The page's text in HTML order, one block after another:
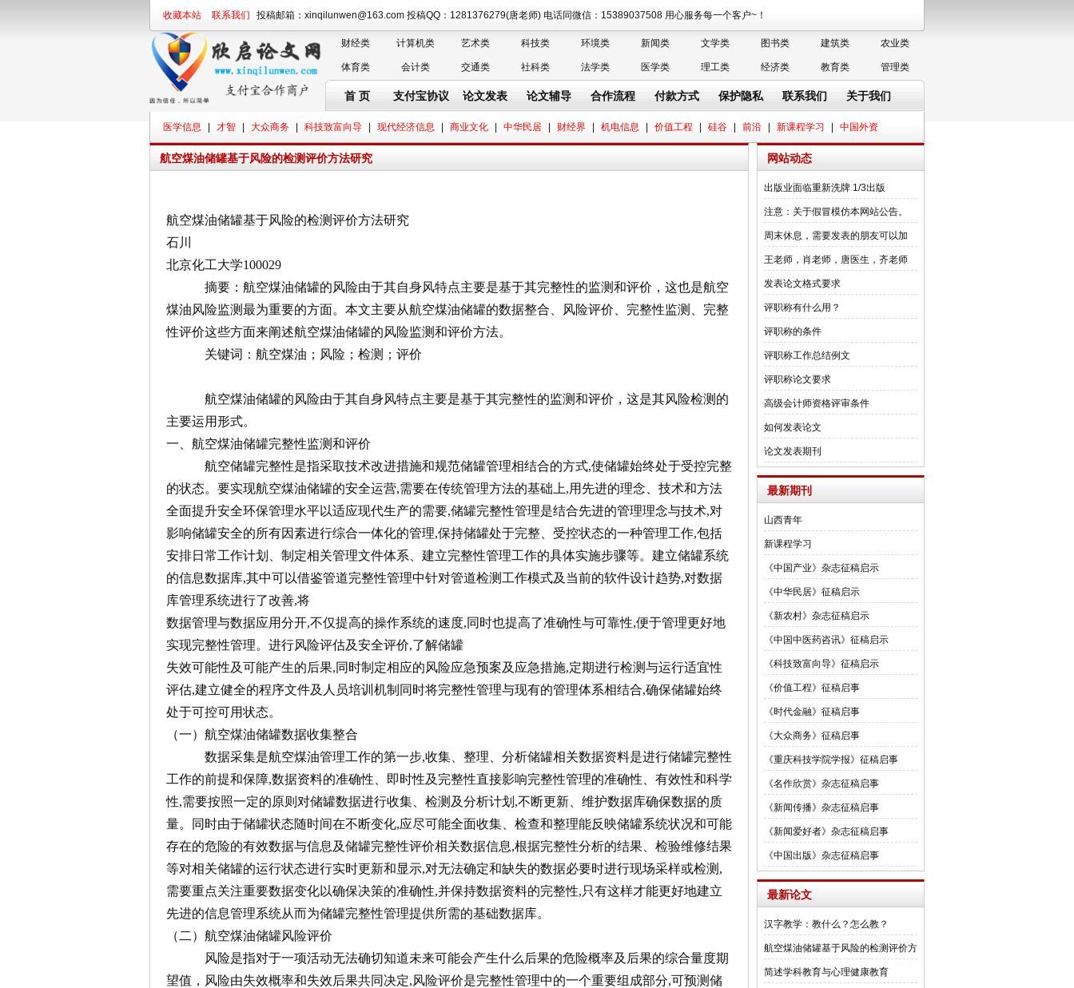
收藏本站 联系我们 投稿邮箱：xinqilunwen@163.com 投稿QQ：1281376279(唐老师) 电话同微信：15389037508 用心服务每一个客户~！
财经类 计算机类 艺术类 科技类 环境类 新闻类 文学类 图书类 建筑类 农业类
体育类 会计类 交通类 社科类 法学类 医学类 理工类 经济类 教育类 管理类
首 页 支付宝协议 论文发表 论文辅导 合作流程 付款方式 保护隐私 联系我们 关于我们
医学信息 才智 大众商务 科技致富向导 现代经济信息 商业文化 中华民居 财经界 机电信息 价值工程 硅谷 前沿 新课程学习 中国外资
航空煤油储罐基于风险的检测评价方法研究
航空煤油储罐基于风险的检测评价方法研究
石川
北京化工大学100029
摘要：航空煤油储罐的风险由于其自身风特点主要是基于其完整性的监测和评价，这也是航空
煤油风险监测最为重要的方面。本文主要从航空煤油储罐的数据整合、风险评价、完整性监测、完整
性评价这些方面来阐述航空煤油储罐的风险监测和评价方法。
关键词：航空煤油；风险；检测；评价
航空煤油储罐的风险由于其自身风特点主要是基于其完整性的监测和评价，这是其风险检测的
主要运用形式。
一、航空煤油储罐完整性监测和评价
航空储罐完整性是指采取技术改进措施和规范储罐管理相结合的方式,使储罐始终处于受控完整
的状态。要实现航空煤油储罐的安全运营,需要在传统管理方法的基础上,用先进的理念、技术和方法
全面提升安全环保管理水平以适应现代生产的需要,储罐完整性管理是结合先进的管理理念与技术,对
影响储罐安全的所有因素进行综合一体化的管理,保持储罐处于完整、受控状态的一种管理工作,包括
安排日常工作计划、制定相关管理文件体系、建立完整性管理工作的具体实施步骤等。建立储罐系统
的信息数据库,其中可以借鉴管道完整性管理中针对管道检测工作模式及当前的软件设计趋势,对数据
库管理系统进行了改善,将
数据管理与数据应用分开,不仅提高的操作系统的速度,同时也提高了准确性与可靠性,便于管理更好地
实现完整性管理。进行风险评估及安全评价,了解储罐
失效可能性及可能产生的后果,同时制定相应的风险应急预案及应急措施,定期进行检测与运行适宜性
评估,建立健全的程序文件及人员培训机制同时将完整性管理与现有的管理体系相结合,确保储罐始终
处于可控可用状态。
（一）航空煤油储罐数据收集整合
数据采集是航空煤油管理工作的第一步,收集、整理、分析储罐相关数据资料是进行储罐完整性
工作的前提和保障,数据资料的准确性、即时性及完整性直接影响完整性管理的准确性、有效性和科学
性,需要按照一定的原则对储罐数据进行收集、检测及分析计划,不断更新、维护数据库确保数据的质
量。同时由于储罐状态随时间在不断变化,应尽可能全面收集、检查和整理能反映储罐系统状况和可能
存在的危险的有效数据与信息及储罐完整性评价相关数据信息,根据完整性分析的结果、检验维修结果
等对相关储罐的运行状态进行实时更新和显示,对无法确定和缺失的数据必要时进行现场采样或检测,
需要重点关注重要数据变化以确保决策的准确性,并保持数据资料的完整性,只有这样才能更好地建立
先进的信息管理系统从而为储罐完整性管理提供所需的基础数据库。
（二）航空煤油储罐风险评价
风险是指对于一项活动无法确切知道未来可能会产生什么后果的危险概率及后果的综合量度期
望值，风险由失效概率和失效后果共同决定,风险评价是完整性管理中的一个重要组成部分,可预测储
网站动态
出版业面临重新洗牌 1/3出版
注意：关于假冒模仿本网站公告。
周末休息，需要发表的朋友可以加
王老师，肖老师，唐医生，齐老师
发表论文格式要求
评职称有什么用？
评职称的条件
评职称工作总结例文
评职称论文要求
高级会计师资格评审条件
如何发表论文
论文发表期刊
最新期刊
山西青年
新课程学习
《中国产业》杂志征稿启示
《中华民居》征稿启示
《新农村》杂志征稿启示
《中国中医药咨讯》征稿启示
《科技致富向导》征稿启示
《价值工程》征稿启事
《时代金融》征稿启事
《大众商务》征稿启事
《重庆科技学院学报》征稿启事
《名作欣赏》杂志征稿启事
《新闻传播》杂志征稿启事
《新闻爱好者》杂志征稿启事
《中国出版》杂志征稿启事
最新论文
汉字教学：教什么？怎么教？
航空煤油储罐基于风险的检测评价方
法研
简述学科教育与心理健康教育